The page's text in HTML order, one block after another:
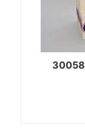
30058